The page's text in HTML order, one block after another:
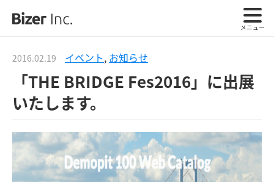
メニュー
2016.02.19 イベント, お知らせ
「THE BRIDGE Fes2016」に出展
いたします。